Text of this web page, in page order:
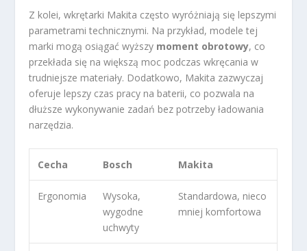
Z kolei, wkrętarki Makita często wyróżniają się lepszymi
parametrami technicznymi. Na przykład, modele tej
marki mogą osiągać wyższy moment obrotowy, co
przekłada się na większą moc podczas wkręcania w
trudniejsze materiały. Dodatkowo, Makita zazwyczaj
oferuje lepszy czas pracy na baterii, co pozwala na
dłuższe wykonywanie zadań bez potrzeby ładowania
narzędzia.
Cecha Bosch Makita
Ergonomia
Wysoka,
wygodne
uchwyty
Standardowa, nieco
mniej komfortowa